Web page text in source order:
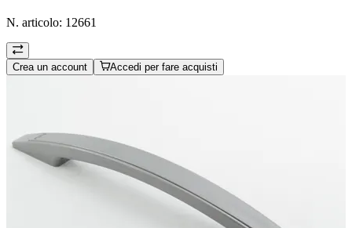
N. articolo: 12661
Crea un account Accedi per fare acquisti